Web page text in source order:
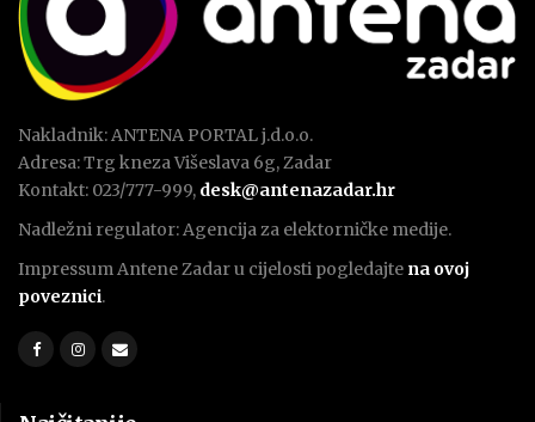
Nakladnik: ANTENA PORTAL j.d.o.o.
Adresa: Trg kneza Višeslava 6g, Zadar
Kontakt: 023/777-999, desk@antenazadar.hr
Nadležni regulator: Agencija za elektorničke medije.
Impressum Antene Zadar u cijelosti pogledajte na ovoj
poveznici.